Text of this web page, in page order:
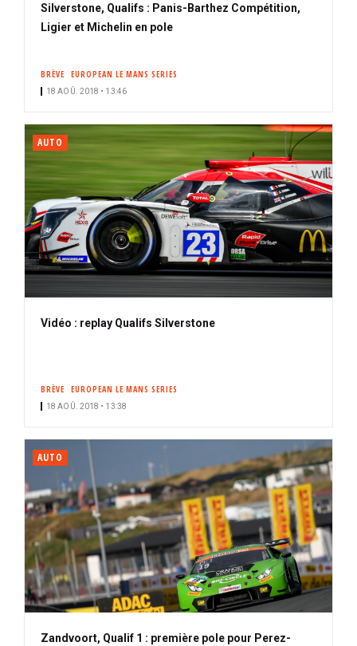
Silverstone, Qualifs : Panis-Barthez Compétition,
Ligier et Michelin en pole
BRÈVE EUROPEAN LE MANS SERIES
18 AOÛ. 2018 • 13:46
AUTO
Vidéo : replay Qualifs Silverstone
BRÈVE EUROPEAN LE MANS SERIES
18 AOÛ. 2018 • 13:38
AUTO
Zandvoort, Qualif 1 : première pole pour Perez-